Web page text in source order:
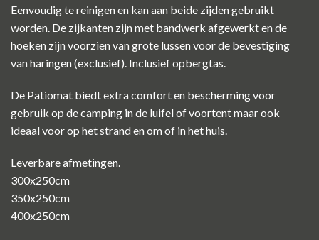
Eenvoudig te reinigen en kan aan beide zijden gebruikt
worden. De zijkanten zijn met bandwerk afgewerkt en de
hoeken zijn voorzien van grote lussen voor de bevestiging
van haringen (exclusief). Inclusief opbergtas.
De Patiomat biedt extra comfort en bescherming voor
gebruik op de camping in de luifel of voortent maar ook
ideaal voor op het strand en om of in het huis.
Leverbare afmetingen.
300x250cm
350x250cm
400x250cm